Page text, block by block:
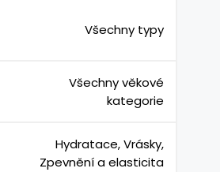
Všechny typy
Všechny věkové
kategorie
Hydratace, Vrásky,
Zpevnění a elasticita